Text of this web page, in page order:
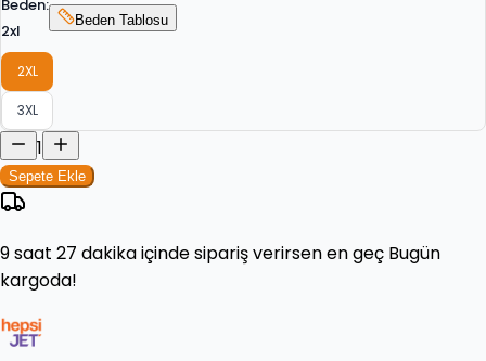
Beden:
2xl
Beden Tablosu
2XL
3XL
1
Sepete Ekle
9 saat 27 dakikaiçinde sipariş verirsen en geç Bugün
kargoda!